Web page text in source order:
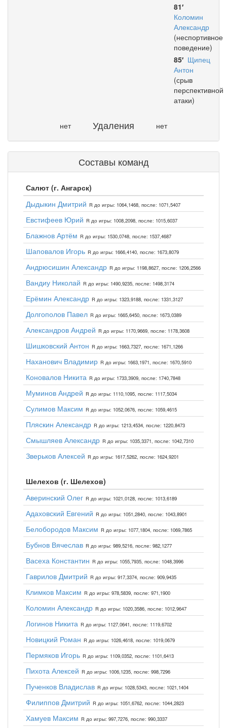
81′
Коломин
Александр
(неспортивное
поведение)
85′ Щипец
Антон
(срыв
перспективной
атаки)
нет Удаления нет
Составы команд
Салют (г. Ангарск)
Дыдыкин Дмитрий R до игры: 1064,1468, после: 1071,5407
Евстифеев Юрий R до игры: 1008,2098, после: 1015,6037
Блажнов Артём R до игры: 1530,0748, после: 1537,4687
Шаповалов Игорь R до игры: 1666,4140, после: 1673,8079
Андрюсишин Александр R до игры: 1198,8627, после: 1206,2566
Вандиу Николай R до игры: 1490,9235, после: 1498,3174
Ерёмин Александр R до игры: 1323,9188, после: 1331,3127
Долгополов Павел R до игры: 1665,6450, после: 1673,0389
Александров Андрей R до игры: 1170,9669, после: 1178,3608
Шишковский Антон R до игры: 1663,7327, после: 1671,1266
Наханович Владимир R до игры: 1663,1971, после: 1670,5910
Коновалов Никита R до игры: 1733,3909, после: 1740,7848
Муминов Андрей R до игры: 1110,1095, после: 1117,5034
Сулимов Максим R до игры: 1052,0676, после: 1059,4615
Пляскин Александр R до игры: 1213,4534, после: 1220,8473
Смышляев Александр R до игры: 1035,3371, после: 1042,7310
Зверьков Алексей R до игры: 1617,5262, после: 1624,9201
Шелехов (г. Шелехов)
Аверинский Олег R до игры: 1021,0128, после: 1013,6189
Адаховский Евгений R до игры: 1051,2840, после: 1043,8901
Белобородов Максим R до игры: 1077,1804, после: 1069,7865
Бубнов Вячеслав R до игры: 989,5216, после: 982,1277
Васеха Константин R до игры: 1055,7935, после: 1048,3996
Гаврилов Дмитрий R до игры: 917,3374, после: 909,9435
Климков Максим R до игры: 978,5839, после: 971,1900
Коломин Александр R до игры: 1020,3586, после: 1012,9647
Логинов Никита R до игры: 1127,0641, после: 1119,6702
Новицкий Роман R до игры: 1026,4618, после: 1019,0679
Пермяков Игорь R до игры: 1109,0352, после: 1101,6413
Пихота Алексей R до игры: 1006,1235, после: 998,7296
Пученков Владислав R до игры: 1028,5343, после: 1021,1404
Филиппов Дмитрий R до игры: 1051,6762, после: 1044,2823
Хамуев Максим R до игры: 997,7276, после: 990,3337